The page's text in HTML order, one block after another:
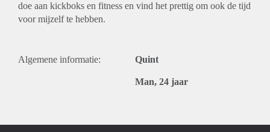
doe aan kickboks en fitness en vind het prettig om ook de tijd
voor mijzelf te hebben.
Algemene informatie: Quint
Man, 24 jaar